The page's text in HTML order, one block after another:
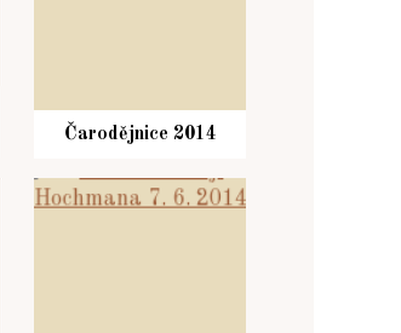
Čarodějnice 2014